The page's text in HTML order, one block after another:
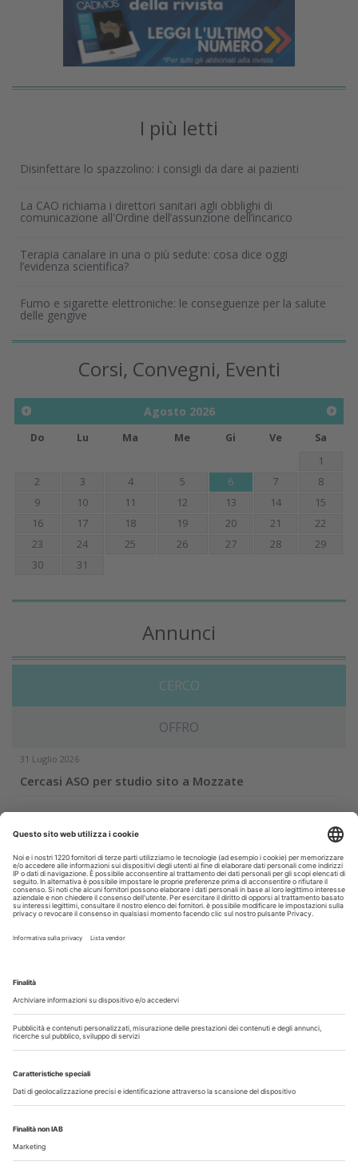
I più letti
Disinfettare lo spazzolino: i consigli da dare ai pazienti
La CAO richiama i direttori sanitari agli obblighi di
comunicazione all'Ordine dell’assunzione dell’incarico
Terapia canalare in una o più sedute: cosa dice oggi
l’evidenza scientifica?
Fumo e sigarette elettroniche: le conseguenze per la salute
delle gengive
Corsi, Convegni, Eventi
Agosto 2026
Do Lu Ma Me Gi Ve
Sa
1
2
3 4 5 6 7
8
9
10 11 12 13 14
15
16
17 18 19 20 21
22
23
24 25 26 27 28
29
30
31
Annunci
CERCO
OFFRO
31 Luglio 2026
Cercasi ASO per studio sito a Mozzate
Cercasi assistente alla poltrona in Cusago
30 Luglio 2026
Pistoia - studio cerca segretaria
Il flusso di lavoro dell’odontoiatra chairside
Odontoiatria33